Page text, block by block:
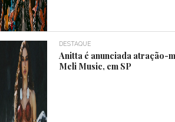
DESTAQUE
Anitta é anunciada atração-
Meli Music, em SP